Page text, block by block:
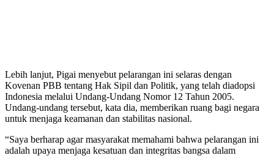
Lebih lanjut, Pigai menyebut pelarangan ini selaras dengan
Kovenan PBB tentang Hak Sipil dan Politik, yang telah diadopsi
Indonesia melalui Undang-Undang Nomor 12 Tahun 2005.
Undang-undang tersebut, kata dia, memberikan ruang bagi negara
untuk menjaga keamanan dan stabilitas nasional.
“Saya berharap agar masyarakat memahami bahwa pelarangan ini
adalah upaya menjaga kesatuan dan integritas bangsa dalam